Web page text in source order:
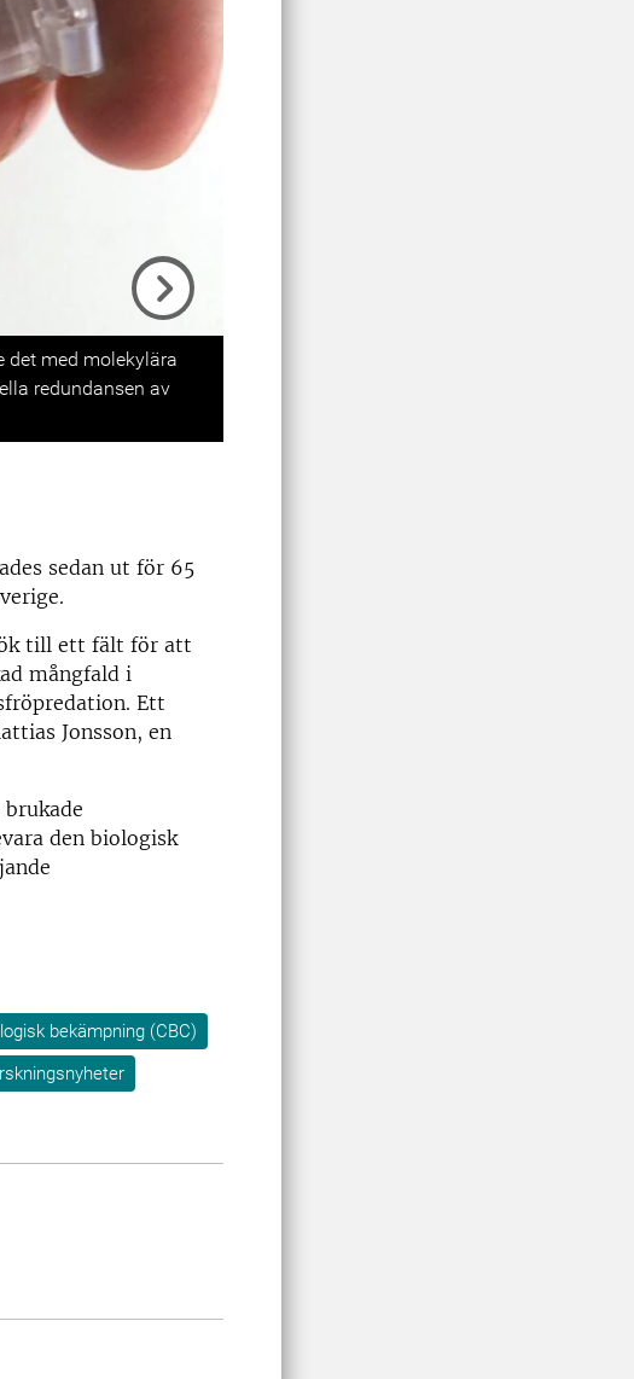
det med molekylära
redundansen av
sedan ut för 65
till ett fält för att
mångfald i
Ett
Jonsson, en
den biologisk
bekämpning (CBC)